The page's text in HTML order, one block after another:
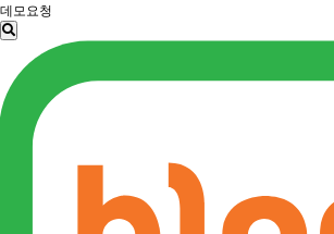
데모요청